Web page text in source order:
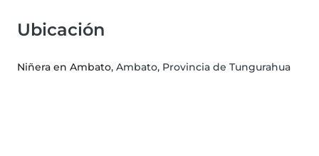
Ubicación
Niñera en Ambato, Ambato, Provincia de Tungurahua